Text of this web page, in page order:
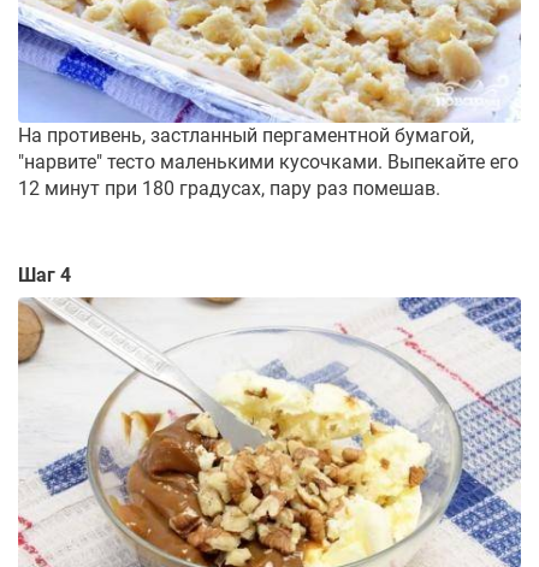
На противень, застланный пергаментной бумагой,
"нарвите" тесто маленькими кусочками. Выпекайте его
12 минут при 180 градусах, пару раз помешав.
Шаг 4